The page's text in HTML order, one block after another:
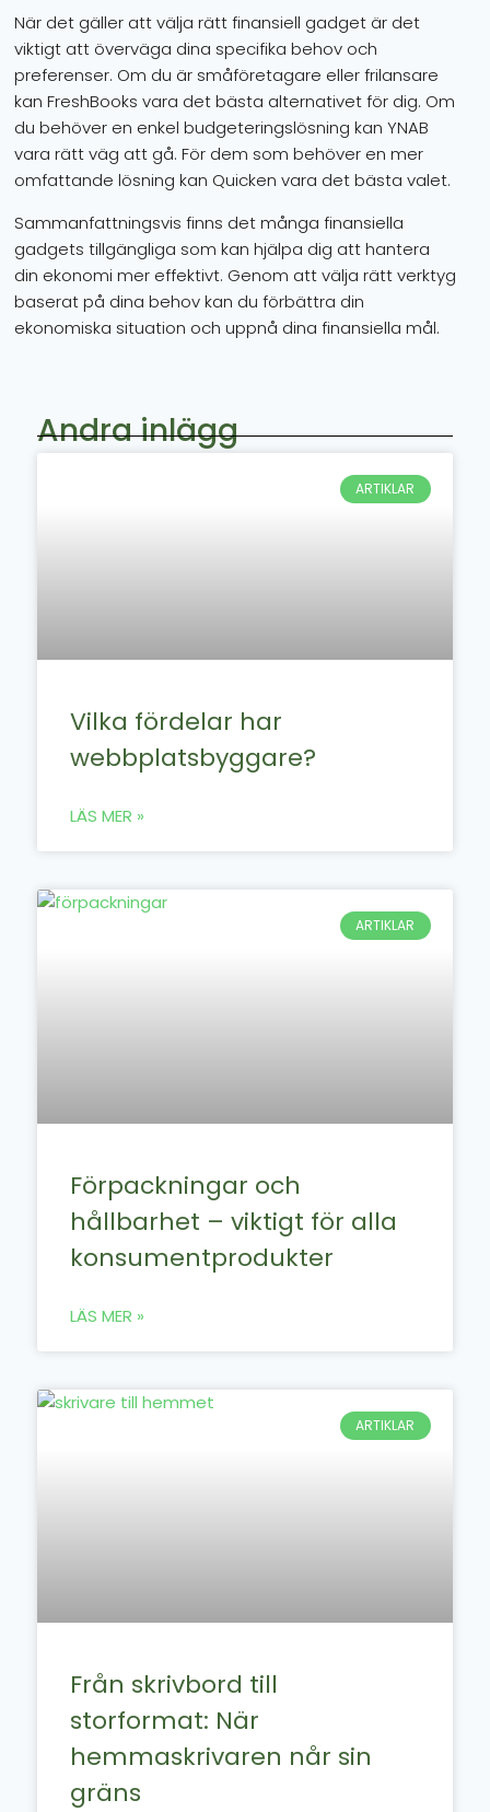
När det gäller att välja rätt finansiell gadget är det
viktigt att överväga dina specifika behov och
preferenser. Om du är småföretagare eller frilansare
kan FreshBooks vara det bästa alternativet för dig. Om
du behöver en enkel budgeteringslösning kan YNAB
vara rätt väg att gå. För dem som behöver en mer
omfattande lösning kan Quicken vara det bästa valet.
Sammanfattningsvis finns det många finansiella
gadgets tillgängliga som kan hjälpa dig att hantera
din ekonomi mer effektivt. Genom att välja rätt verktyg
baserat på dina behov kan du förbättra din
ekonomiska situation och uppnå dina finansiella mål.
Andra inlägg
ARTIKLAR
Vilka fördelar har
webbplatsbyggare?
LÄS MER »
ARTIKLAR
Förpackningar och
hållbarhet – viktigt för alla
konsumentprodukter
LÄS MER »
ARTIKLAR
Från skrivbord till
storformat: När
hemmaskrivaren når sin
gräns